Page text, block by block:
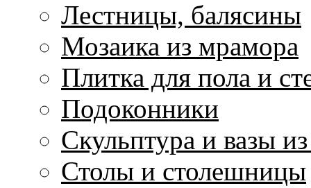
Лестницы, балясины
Мозаика из мрамора
Плитка для пола и
Подоконники
Скульптура и вазы
Столы и столешницы